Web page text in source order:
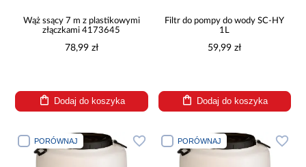
Wąż ssący 7 m z plastikowymi
złączkami 4173645
78,99 zł
Dodaj do koszyka
Filtr do pompy do wody SC-HY
1L
59,99 zł
Dodaj do koszyka
PORÓWNAJ PORÓWNAJ